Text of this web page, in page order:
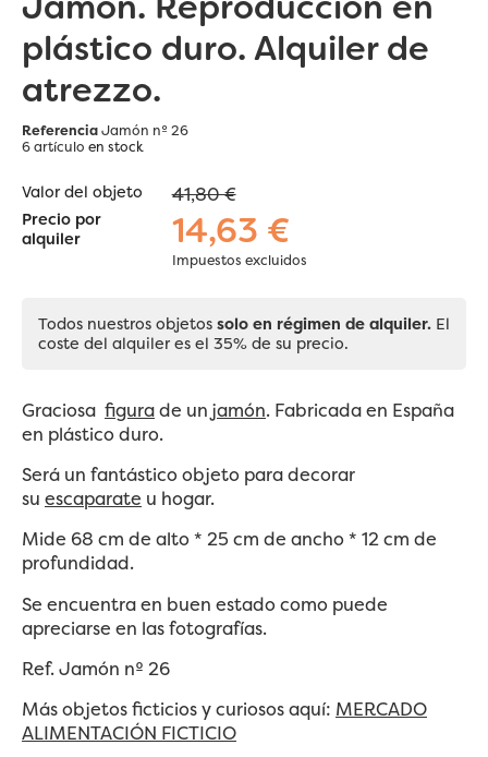
plástico duro. Alquiler de
atrezzo.
ReferenciaJamón nº 26
6 artículo en stock
Valor del objeto 41,80 €
Precio por
alquiler
14,63 €
Impuestos excluidos
Todos nuestros objetos solo en régimen de alquiler. El
coste del alquiler es el 35% de su precio.
Graciosa figurade un jamón. Fabricada en España
en plástico duro.
Será un fantástico objeto para decorar
su escaparate u hogar.
Mide 68 cm de alto * 25 cm de ancho * 12 cm de
profundidad.
Se encuentra en buen estado como puede
apreciarse en las fotografías.
Ref. Jamón nº 26
Más objetos ficticios y curiosos aquí: MERCADO
ALIMENTACIÓN FICTICIO